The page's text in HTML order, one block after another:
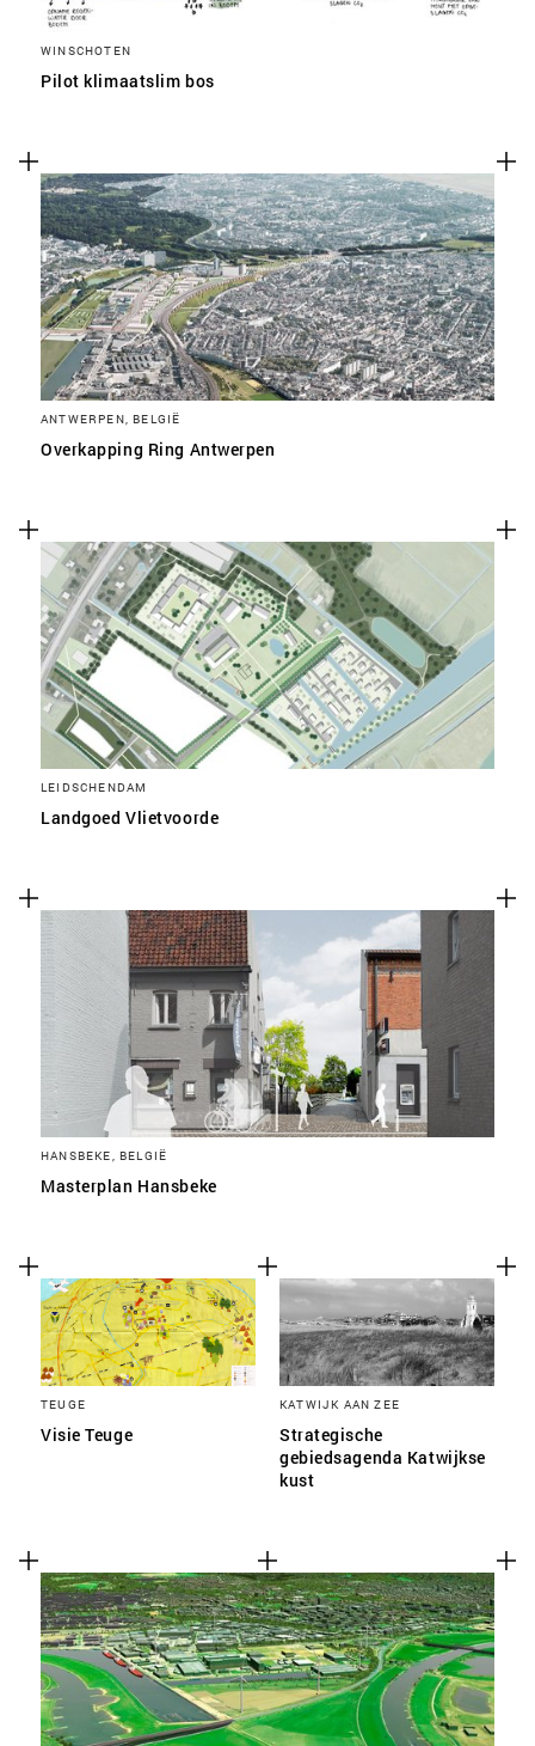
WINSCHOTEN
Pilot klimaatslim bos
ANTWERPEN, BELGIË
Overkapping Ring Antwerpen
LEIDSCHENDAM
Landgoed Vlietvoorde
HANSBEKE, BELGIË
Masterplan Hansbeke
TEUGE
Visie Teuge
KATWIJK AAN ZEE
Strategische
gebiedsagenda Katwijkse
kust